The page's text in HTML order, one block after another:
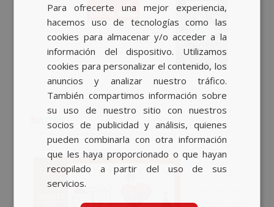
BASQUE
ENGLISH
Para ofrecerte una mejor experiencia,
hacemos uso de tecnologías como las
cookies para almacenar y/o acceder a la
información del dispositivo. Utilizamos
cookies para personalizar el contenido, los
anuncios y analizar nuestro tráfico.
También compartimos información sobre
su uso de nuestro sitio con nuestros
socios de publicidad y análisis, quienes
pueden combinarla con otra información
que les haya proporcionado o que hayan
recopilado a partir del uso de sus
servicios.